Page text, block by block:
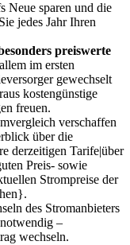
Neue sparen und die
jedes Jahr Ihren
preiswerte
im ersten
gewechselt
kostengünstige
freuen.
verschaffen
über die
derzeitigen Tarife|über
Preis- sowie
Strompreise der
des Stromanbieters
–
wechseln.